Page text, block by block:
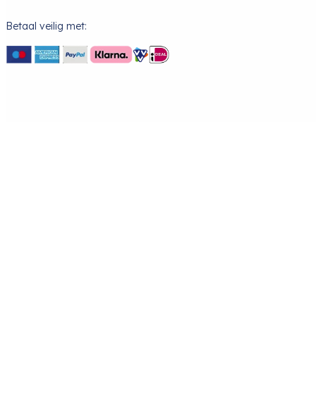
Betaal veilig met: